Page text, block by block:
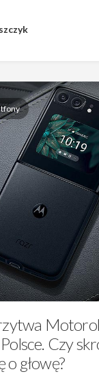
Czy
głowę?